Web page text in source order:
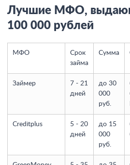
Лучшие МФО,
100 000 рублей
МФО
Срок
займа
Сумма
Займер
7 - 21
дней
до 30
000
руб.
Creditplus
5 - 20
дней
до 15
000
руб.